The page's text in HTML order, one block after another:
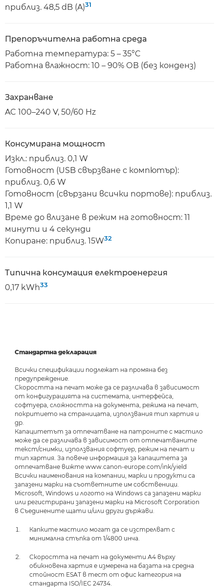
приблиз. 48,5 dB (A)31
Препоръчителна работна среда
Работна температура: 5 – 35°C
Работна влажност: 10 – 90% ОВ (без конденз)
Захранване
AC 100–240 V, 50/60 Hz
Консумирана мощност
Изкл.: приблиз. 0,1 W
Готовност (USB свързване с компютър):
приблиз. 0,6 W
Готовност (свързани всички портове): приблиз.
1,1 W
Време до влизане в режим на готовност: 11
минути и 4 секунди
Копиране: приблиз. 15W32
Типична консумация електроенергия
0,17 kWh33
Стандартна декларация
Всички спецификации подлежат на промяна без
предупреждение.
Скоростта на печат може да се различава в зависимост
от конфигурацията на системата, интерфейса,
софтуера, сложността на документа, режима на печат,
покритието на страницата, използвания тип хартия и
др.
Капацитетът за отпечатване на патроните с мастило
може да се различава в зависимост от отпечатваните
текст/снимки, използвания софтуер, режим на печат и
тип хартия. За повече информация за капацитета за
отпечатване вижте www.canon-europe.com/ink/yield
Всички наименования на компании, марки и продукти са
запазени марки на съответните им собственици.
Microsoft, Windows и логото на Windows са запазени марки
или регистрирани запазени марки на Microsoft Corporation
в Съединените щати и/или други държави.
Капките мастило могат да се изстрелват с
минимална стъпка от 1/4800 инча.
Скоростта на печат на документи А4 върху
обикновена хартия е измерена на базата на средна
стойност ESAT в тест от офис категория на
стандарта ISO/IEC 24734.